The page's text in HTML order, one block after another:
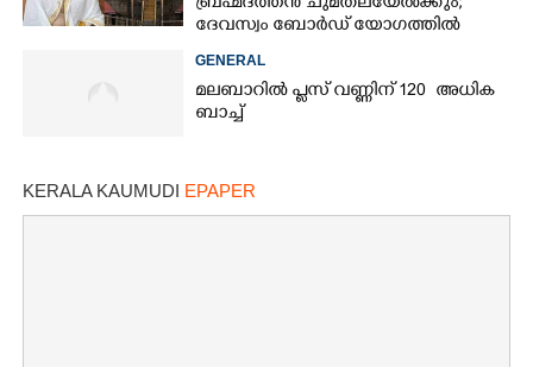
ദേവസ്വം ബോർഡ് യോഗത്തിൽ
തീരുമാനം
GENERAL
മലബാറിൽ പ്ലസ് വണ്ണിന് 120 അധിക
ബാച്ച്
KERALA KAUMUDI EPAPER